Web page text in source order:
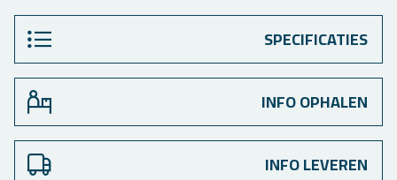
SPECIFICATIES
INFO OPHALEN
INFO LEVEREN